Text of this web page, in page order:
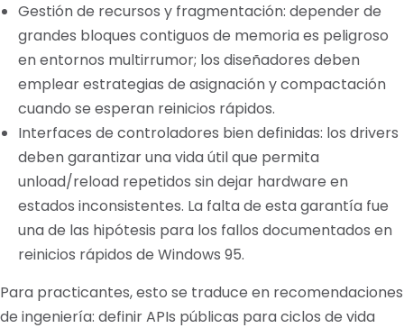
Gestión de recursos y fragmentación: depender de
grandes bloques contiguos de memoria es peligroso
en entornos multirrumor; los diseñadores deben
emplear estrategias de asignación y compactación
cuando se esperan reinicios rápidos.
Interfaces de controladores bien definidas: los drivers
deben garantizar una vida útil que permita
unload/reload repetidos sin dejar hardware en
estados inconsistentes. La falta de esta garantía fue
una de las hipótesis para los fallos documentados en
reinicios rápidos de Windows 95.
Para practicantes, esto se traduce en recomendaciones
de ingeniería: definir APIs públicas para ciclos de vida